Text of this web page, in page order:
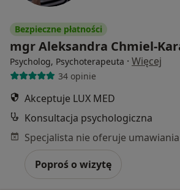
Bezpieczne płatności
mgr Aleksandra Chmiel-
Psycholog, Psychoterapeuta · Więcej
34 opinie
Akceptuje LUX MED
Konsultacja psychologiczna
Poproś o wizytę